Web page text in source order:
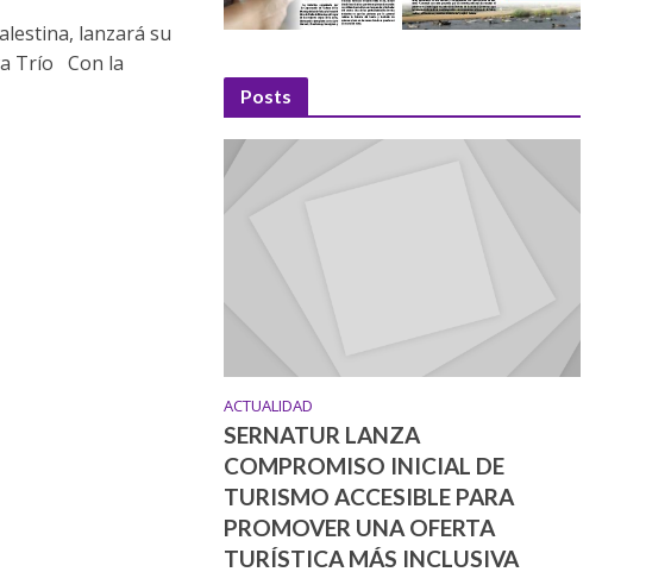
lanzará su
Trío Con la
Posts
ACTUALIDAD
SERNATUR LANZA
COMPROMISO INICIAL DE
TURISMO ACCESIBLE PARA
PROMOVER UNA OFERTA
TURÍSTICA MÁS INCLUSIVA